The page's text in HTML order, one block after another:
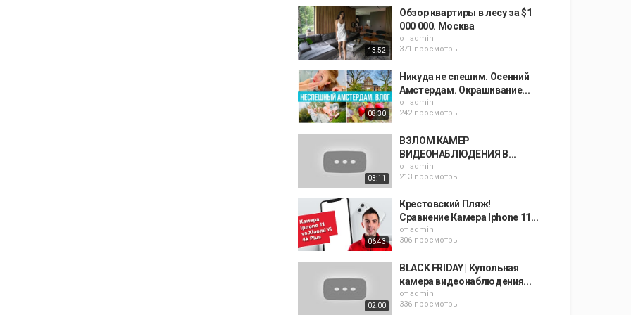
13:52
Обзор квартиры в лесу за $1
000 000. Москва
от admin
371 просмотры
08:30
Никуда не спешим. Осенний
Амстердам. Окрашивание...
от admin
242 просмотры
03:11
ВЗЛОМ КАМЕР
ВИДЕОНАБЛЮДЕНИЯ В...
от admin
213 просмотры
06:43
Крестовский Пляж!
Сравнение Камера Iphone 11...
от admin
306 просмотры
02:00
BLACK FRIDAY | Купольная
камера видеонаблюдения...
от admin
336 просмотры